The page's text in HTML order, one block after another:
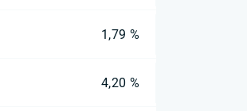
1,79 %
4,20 %